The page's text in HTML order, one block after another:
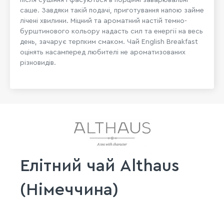
саше. Завдяки такій подачі, приготування напою займе
лічені хвилини. Міцний та ароматний настій темно-
бурштинового кольору надасть сил та енергії на весь
день, зачарує терпким смаком. Чай English Breakfast
оцінять насамперед любителі не ароматизованих
різновидів.
Елітний чай Althaus
(Німеччина)